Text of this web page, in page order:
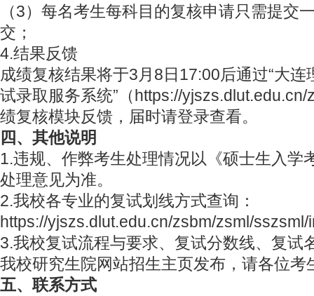
（3）每名考生每科目的复核申请只需提交
交；
4.结果反馈
成绩复核结果将于3月8日17:00后通过“大
试录取服务系统”（https://
绩复核模块反馈，届时请登录查看。
四、其他说明
1.违规、作弊考生处理情况以《硕士生入学
处理意见为准。
2.我校各专业的复试划线方式查询：
https://yjszs.dlut.edu.cn/zsbm/zsml/sszsml/
3.我校复试流程与要求、复试分数线、复试
我校研究生院网站招生主页发布，请各位考
五、联系方式